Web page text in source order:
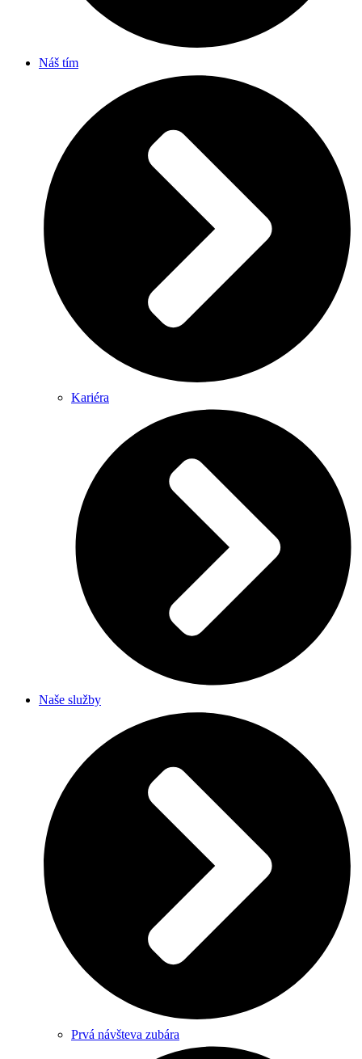
Náš tím
Kariéra
Naše služby
Prvá návšteva zubára